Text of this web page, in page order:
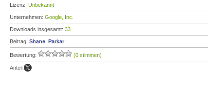
Lizenz: Unbekannt
Unternehmen: Google, Inc.
Downloads insgesamt: 33
Beitrag: Shane_Parkar
Bewertung: (0 stimmen)
Anteil: